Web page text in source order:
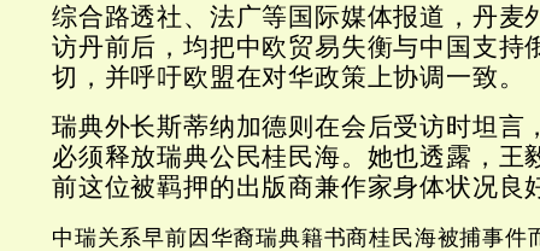
综合路透社、法广等国际媒体报道，丹麦
访丹前后，均把中欧贸易失衡与中国支持
切，并呼吁欧盟在对华政策上协调一致。
瑞典外长斯蒂纳加德则在会后受访时坦言
必须释放瑞典公民桂民海。她也透露，王
前这位被羁押的出版商兼作家身体状况良
中瑞关系早前因华裔瑞典籍书商桂民海被捕事件